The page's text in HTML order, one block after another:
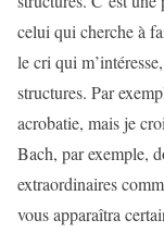
celui qui cherche à
le cri qui
structures. Par
acrobatie, mais je
Bach, par exemple,
extraordinaires
vous apparaîtra